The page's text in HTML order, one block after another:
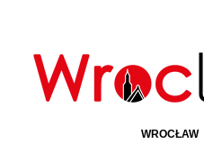
WROCŁAW